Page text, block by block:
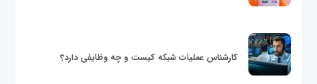
کارشناس عملیات شبکه کیست و چه وظایفی دارد؟